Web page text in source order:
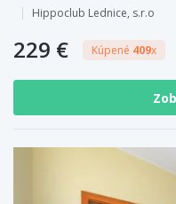
Hippoclub Lednice, s.r.o
229 € Kúpené 409x